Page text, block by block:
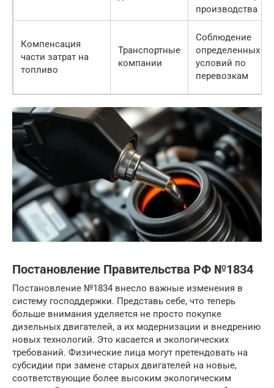
производства
Компенсация
части затрат на
топливо
Транспортные
компании
Соблюдение
определенных
условий по
перевозкам
Постановление Правительства РФ №1834
Постановление №1834 внесло важные изменения в
систему господдержки. Представь себе, что теперь
больше внимания уделяется не просто покупке
дизельных двигателей, а их модернизации и внедрению
новых технологий. Это касается и экологических
требований. Физические лица могут претендовать на
субсидии при замене старых двигателей на новые,
соответствующие более высоким экологическим